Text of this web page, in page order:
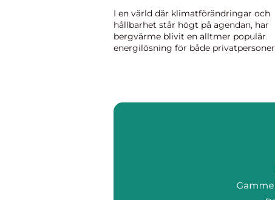
I en värld där klimatförändringar och
hållbarhet står högt på agendan, har
bergvärme blivit en alltmer populär
energilösning för både privatpersoner